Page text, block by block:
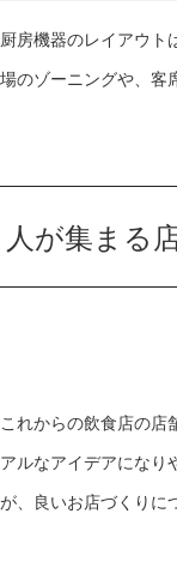
厨房機器のレイアウト
場のゾーニングや、客
人が集まる
これからの飲食店の店
アルなアイデアになり
が、良いお店づくりに